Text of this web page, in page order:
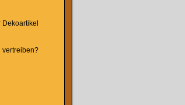
vertreiben?